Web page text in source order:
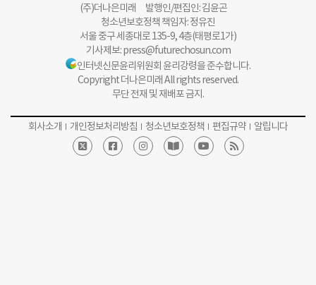
(주)더나은미래 발행인/편집인: 김윤곤
청소년보호정책 책임자: 정유진
서울 중구 세종대로 135-9, 4층(태평로1가)
기사제보:press@futurechosun.com
인터넷신문윤리위원회 윤리강령을 준수합니다.
Copyright 더나은미래 All rights reserved.
무단 전재 및 재배포 금지.
회사소개 개인정보처리방침 청소년보호정책 편집규약 알립니다